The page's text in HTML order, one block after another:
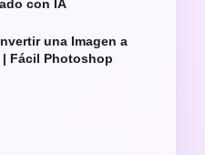
con IA
una Imagen a
Fácil Photoshop